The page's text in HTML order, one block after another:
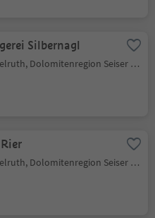
Silbernagl
Kastelruth, Dolomitenregion Seiser Alm
Kastelruth, Dolomitenregion Seiser Alm